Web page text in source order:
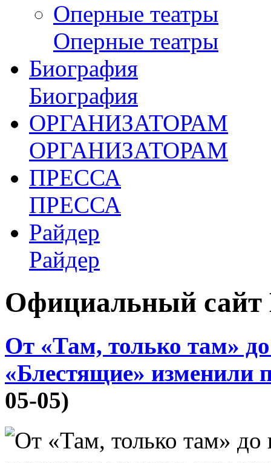
Оперные театры
Оперные театры
Биография
Биография
ОРГАНИЗАТОРАМ
ОРГАНИЗАТОРАМ
ПРЕССА
ПРЕССА
Райдер
Райдер
Официальный сайт
От «Там, только там»
«Блестящие» изменили
05-05)